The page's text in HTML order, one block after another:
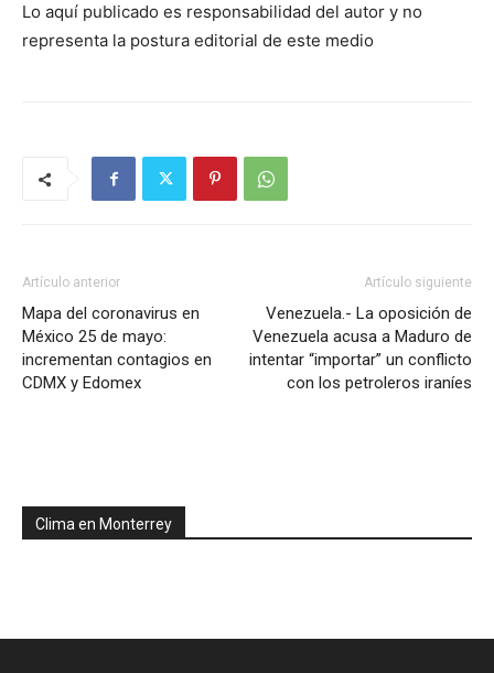
Lo aquí publicado es responsabilidad del autor y no
representa la postura editorial de este medio
Artículo anterior
Mapa del coronavirus en
México 25 de mayo:
incrementan contagios en
CDMX y Edomex
Artículo siguiente
Venezuela.- La oposición de
Venezuela acusa a Maduro de
intentar “importar” un conflicto
con los petroleros iraníes
Clima en Monterrey